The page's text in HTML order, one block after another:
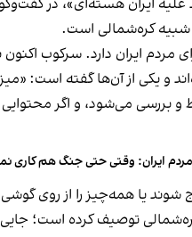
علیه ایران هسته‌ای»، در
کره‌شمالی است.
ایران دارد. سرکوب اکنون
و یکی از آن‌ها گفته
می‌شود، و اگر محتوایی
ایران: وقتی حتی جنگ هم کاری
شوند یا همه‌چیز را از روی
توصیف کرده است؛